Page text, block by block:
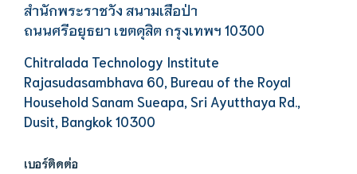
สำนักพระราชวัง สนามเสือป่า
ถนนศรีอยุธยา เขตดุสิต กรุงเทพฯ 10300
Chitralada Technology Institute
Rajasudasambhava 60, Bureau of the Royal
Household Sanam Sueapa, Sri Ayutthaya Rd.,
Dusit, Bangkok 10300
เบอร์ติดต่อ